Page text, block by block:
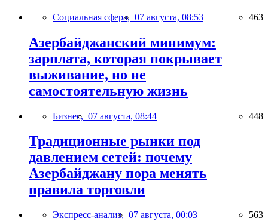
Социальная сфера, 07 августа, 08:53 463
Азербайджанский минимум:
зарплата, которая покрывает
выживание, но не
самостоятельную жизнь
Бизнес, 07 августа, 08:44 448
Традиционные рынки под
давлением сетей: почему
Азербайджану пора менять
правила торговли
Экспресс-анализ, 07 августа, 00:03 563